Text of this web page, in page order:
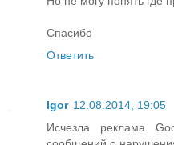
Спасибо
Ответить
Igor 12.08.2014, 19:05
Исчезла реклама